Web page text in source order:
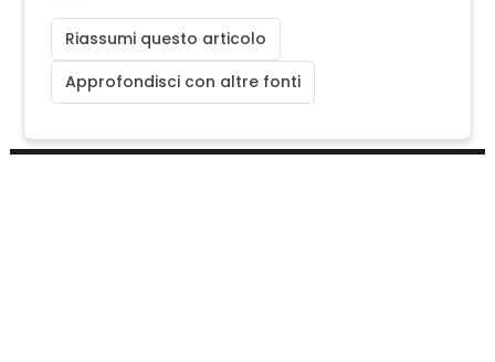
Riassumi questo articolo
Approfondisci con altre fonti